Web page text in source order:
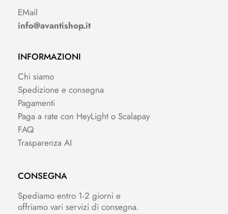
EMail
info@avantishop.it
INFORMAZIONI
Chi siamo
Spedizione e consegna
Pagamenti
Paga a rate con HeyLight o Scalapay
FAQ
Trasparenza AI
CONSEGNA
Spediamo entro 1-2 giorni e
offriamo vari servizi di consegna.